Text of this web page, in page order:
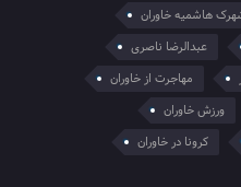
هاشمیه خاوران
عبدالرضا ناصری
مهاجرت از خاوران
ورزش خاوران
کرونا در خاوران